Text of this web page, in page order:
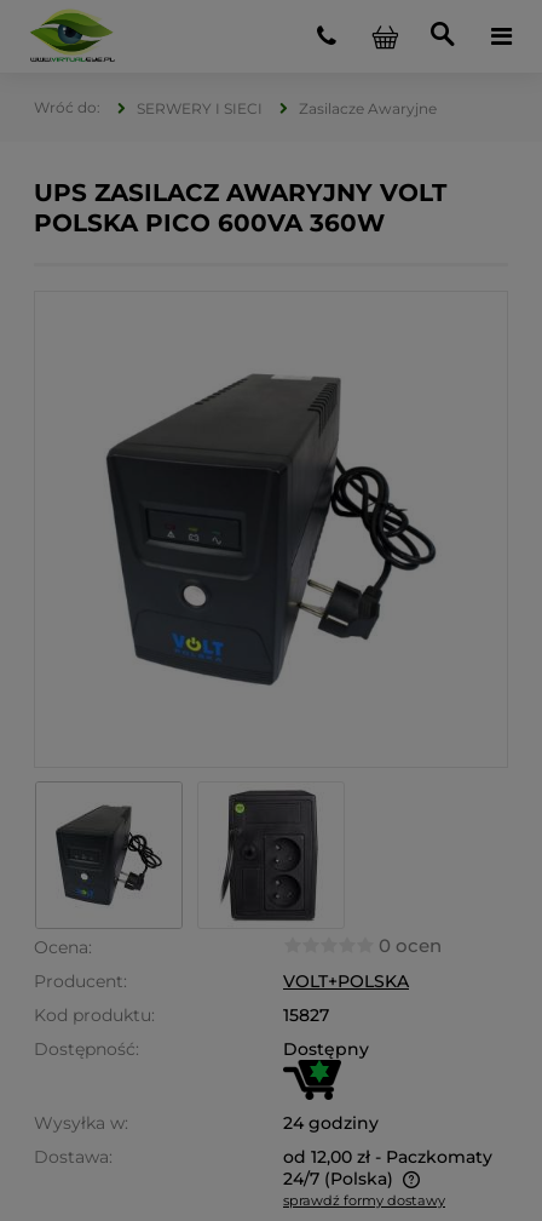
SERWERY I SIECI Zasilacze Awaryjne
UPS ZASILACZ AWARYJNY VOLT
POLSKA PICO 600VA 360W
Ocena: 0 ocen
Producent:
VOLT+POLSKA
Kod produktu:
15827
Dostępność:
Dostępny
Wysyłka w:
24 godziny
Dostawa:
od 12,00 zł - Paczkomaty
24/7 (Polska)
Cena nie zawiera ewentualnych kosztów płatności
sprawdź formy dostawy